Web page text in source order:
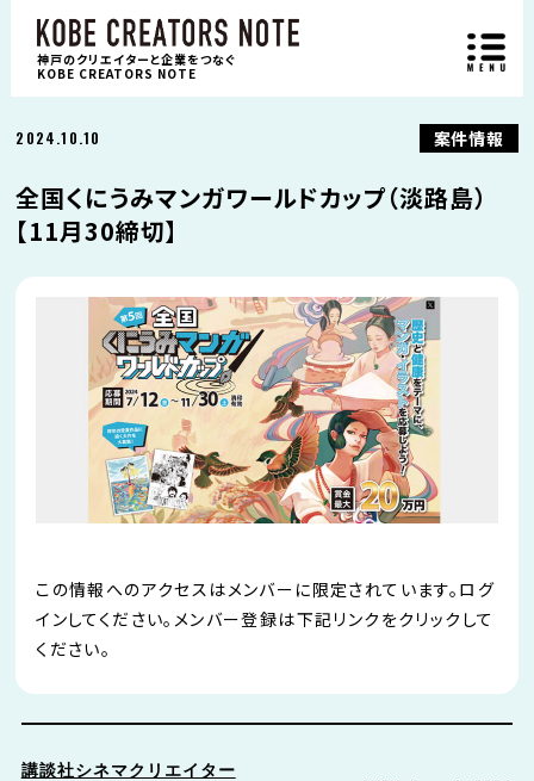
神戸のクリエイターと企業をつなぐ
KOBE CREATORS NOTE
案件情報
2024.10.10
全国くにうみマンガワールドカップ（淡路島）
【11月30締切】
この情報へのアクセスはメンバーに限定されています。ログ
インしてください。メンバー登録は下記リンクをクリックして
ください。
講談社シネマクリエイター